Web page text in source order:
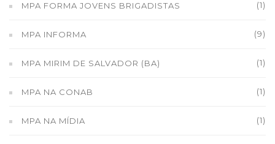
MPA FORMA JOVENS BRIGADISTAS (1)
MPA INFORMA (9)
MPA MIRIM DE SALVADOR (BA) (1)
MPA NA CONAB (1)
MPA NA MÍDIA (1)